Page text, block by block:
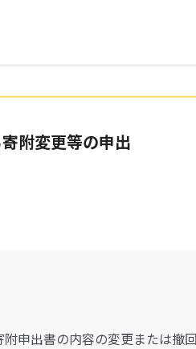
附変更等の申出
申出書の内容の変更または撤